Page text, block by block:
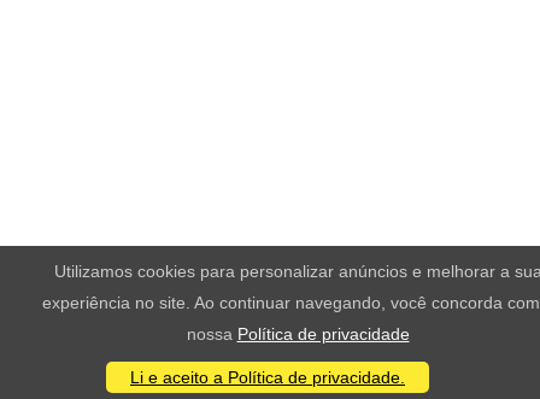
Utilizamos cookies para personalizar anúncios e melhorar a
experiência no site. Ao continuar navegando, você concorda
nossa Política de privacidade
Li e aceito a Política de privacidade.